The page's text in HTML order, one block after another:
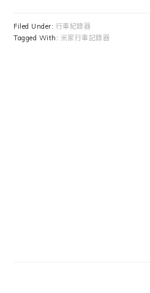
Filed Under: 行車紀錄器
Tagged With: 米家行車記錄器